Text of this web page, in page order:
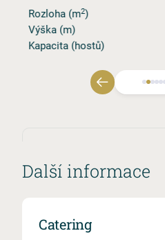
Rozloha (m2)
Výška (m)
Kapacita (hostů)
Další informace
Catering